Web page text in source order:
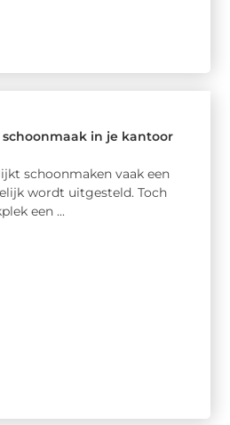
in je kantoor
schoonmaken vaak een
wordt uitgesteld. Toch
een ...